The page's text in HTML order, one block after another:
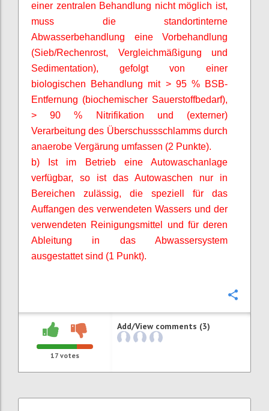
einer zentralen Behandlung nicht möglich ist,
muss die standortinterne
Abwasserbehandlung eine Vorbehandlung
(Sieb/Rechenrost, Vergleichmäßigung und
Sedimentation), gefolgt von einer
biologischen Behandlung mit > 95 % BSB-
Entfernung (biochemischer Sauerstoffbedarf),
> 90 % Nitrifikation und (externer)
Verarbeitung des Überschussschlamms durch
anaerobe Vergärung umfassen (2 Punkte).
b) Ist im Betrieb eine Autowaschanlage
verfügbar, so ist das Autowaschen nur in
Bereichen zulässig, die speziell für das
Auffangen des verwendeten Wassers und der
verwendeten Reinigungsmittel und für deren
Ableitung in das Abwassersystem
ausgestattet sind (1 Punkt).
17 votes
Add/View comments (3)